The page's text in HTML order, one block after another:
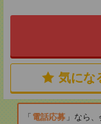
気にな
電話応募
なら